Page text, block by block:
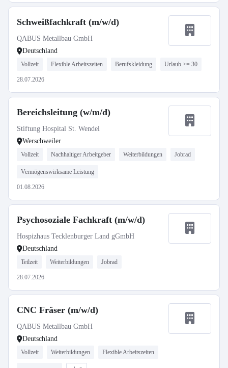
Schweißfachkraft (m/w/d)
QABUS Metallbau GmbH
Deutschland
Vollzeit Flexible Arbeitszeiten Berufskleidung Urlaub >= 30
28.07.2026
Bereichsleitung (w/m/d)
Stiftung Hospital St. Wendel
Werschweiler
Vollzeit Nachhaltiger Arbeitgeber Weiterbildungen Jobrad
Vermögenswirksame Leistung
01.08.2026
Psychosoziale Fachkraft (m/w/d)
Hospizhaus Tecklenburger Land gGmbH
Deutschland
Teilzeit Weiterbildungen Jobrad
28.07.2026
CNC Fräser (m/w/d)
QABUS Metallbau GmbH
Deutschland
Vollzeit Weiterbildungen Flexible Arbeitszeiten